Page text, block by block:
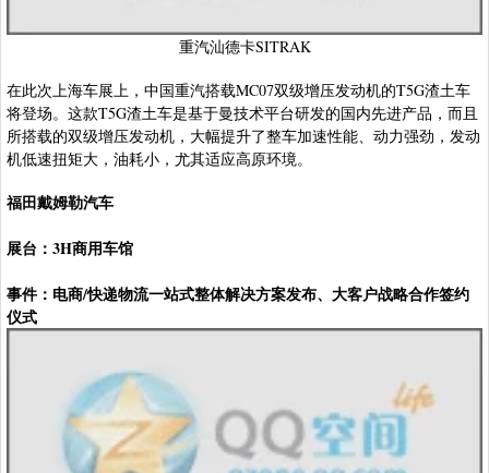
重汽汕德卡SITRAK
在此次上海车展上，中国重汽搭载MC07双级增压发动机的T5G渣土车
将登场。这款T5G渣土车是基于曼技术平台研发的国内先进产品，而且
所搭载的双级增压发动机，大幅提升了整车加速性能、动力强劲，发动
机低速扭矩大，油耗小，尤其适应高原环境。
福田戴姆勒汽车
展台：3H商用车馆
事件：电商/快递物流一站式整体解决方案发布、大客户战略合作签约
仪式